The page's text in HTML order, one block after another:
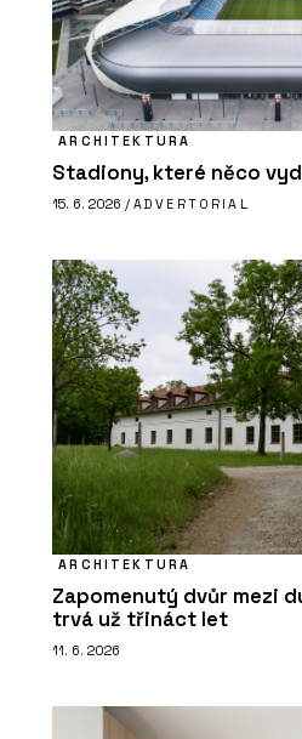
ARCHITEKTURA
Stadiony, které něco
15. 6. 2026 / ADVERTORIAL
ARCHITEKTURA
Zapomenutý dvůr mezi
trvá už třináct let
11. 6. 2026